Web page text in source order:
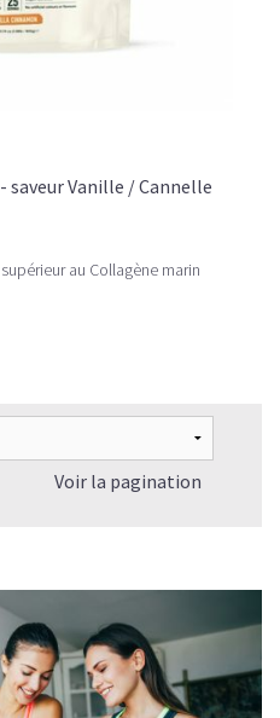
le plaisir d’un vrai café
PROTÉINÉ
GLACÉ, SANS LE SUCRE EN
saveur Vanille / Cannelle
au Collagène marin
Voir la pagination